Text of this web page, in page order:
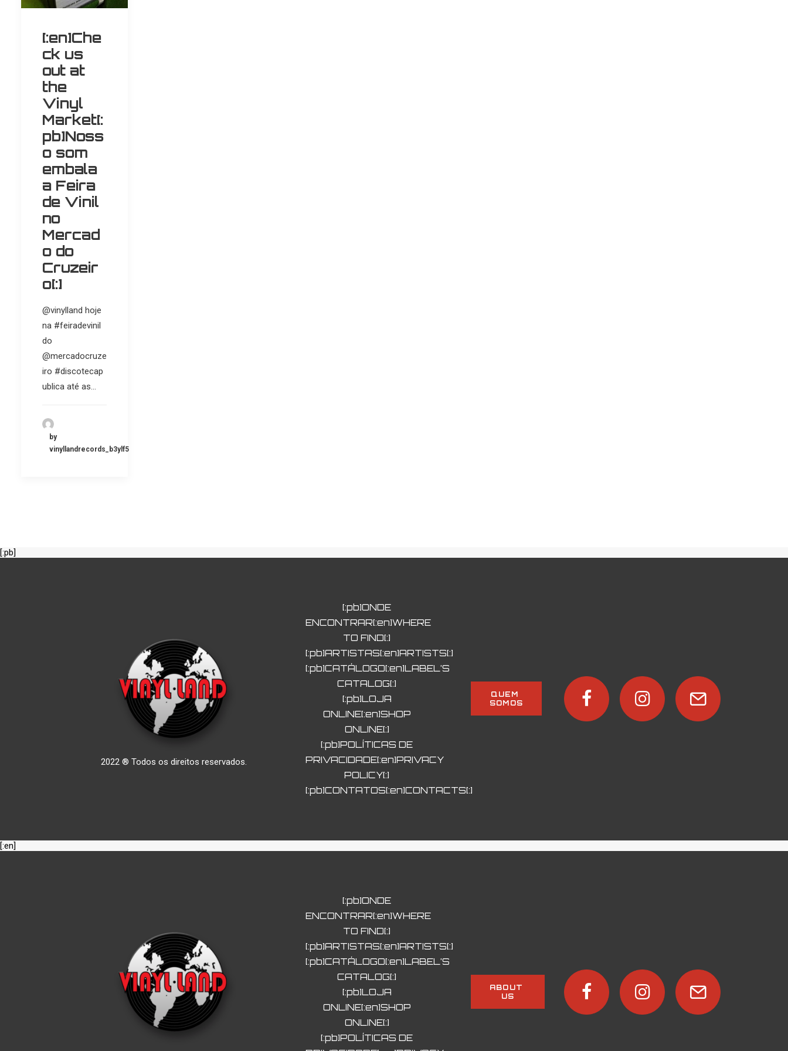
[:en]Che
ck us
out at
the
Vinyl
Market[:
pb]Noss
o som
embala
a Feira
de Vinil
no
Mercad
o do
Cruzeir
o[:]
@vinylland hoje
na #feiradevinil
do
@mercadocruze
iro #discotecap
ublica até as…
by
vinyllandrecords_b3ylf5
[:pb]
2022 ® Todos os direitos reservados.
[:pb]ONDE
ENCONTRAR[:en]WHERE
TO FIND[:]
[:pb]ARTISTAS[:en]ARTISTS[:]
[:pb]CATÁLOGO[:en]LABEL’S
CATALOG[:]
[:pb]LOJA
ONLINE[:en]SHOP
ONLINE[:]
[:pb]POLÍTICAS DE
PRIVACIDADE[:en]PRIVACY
POLICY[:]
[:pb]CONTATOS[:en]CONTACTS[:]
QUEM
SOMOS
[:en]
[:pb]ONDE
ENCONTRAR[:en]WHERE
TO FIND[:]
[:pb]ARTISTAS[:en]ARTISTS[:]
[:pb]CATÁLOGO[:en]LABEL’S
CATALOG[:]
[:pb]LOJA
ONLINE[:en]SHOP
ONLINE[:]
[:pb]POLÍTICAS DE
ABOUT
US